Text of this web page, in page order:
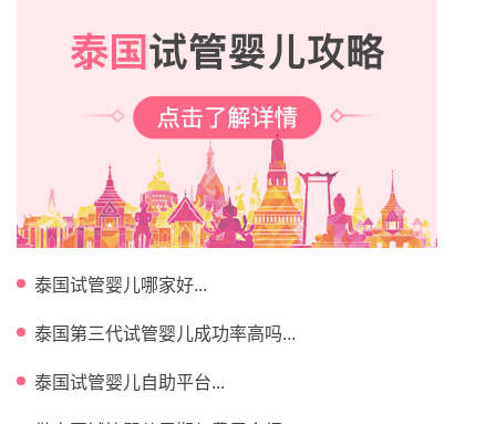
泰国试管婴儿哪家好...
泰国第三代试管婴儿成功率高吗...
泰国试管婴儿自助平台...